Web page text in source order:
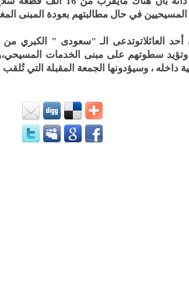
المسيحيين في حال مطالبتهم بعودة المبنى
أحد العائلاتوتدعى الـ "سعودى " الكبري
وتؤيد سطوتهم على مبنى الخدمات
داخله ، وسيؤدونها الجمعة المقبلة التي